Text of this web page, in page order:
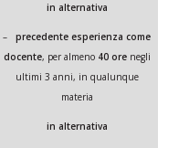
in alternativa
–precedente esperienza come
docente, per almeno 40 orenegli
ultimi 3 anni, in qualunque
materia
in alternativa